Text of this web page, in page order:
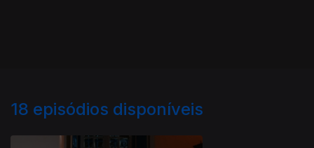
18 episódios disponíveis